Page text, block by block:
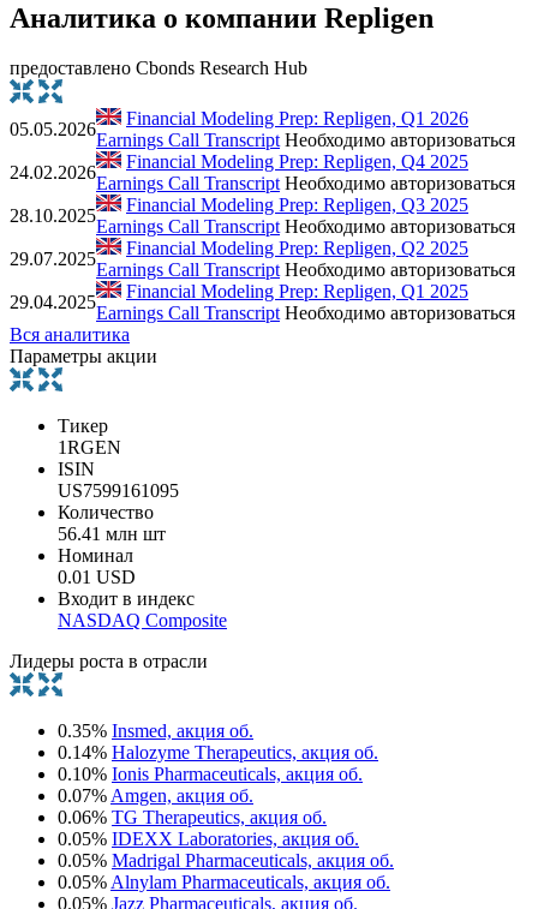
Аналитика о компании Repligen
предоставлено Cbonds Research Hub
05.05.2026
Financial Modeling Prep: Repligen, Q1 2026
Earnings Call Transcript Необходимо авторизоваться
24.02.2026
Financial Modeling Prep: Repligen, Q4 2025
Earnings Call Transcript Необходимо авторизоваться
28.10.2025
Financial Modeling Prep: Repligen, Q3 2025
Earnings Call Transcript Необходимо авторизоваться
29.07.2025
Financial Modeling Prep: Repligen, Q2 2025
Earnings Call Transcript Необходимо авторизоваться
29.04.2025
Financial Modeling Prep: Repligen, Q1 2025
Earnings Call Transcript Необходимо авторизоваться
Вся аналитика
Параметры акции
Тикер
1RGEN
ISIN
US7599161095
Количество
56.41 млн шт
Номинал
0.01 USD
Входит в индекс
NASDAQ Composite
Лидеры роста в отрасли
0.35% Insmed, акция об.
0.14% Halozyme Therapeutics, акция об.
0.10% Ionis Pharmaceuticals, акция об.
0.07%Amgen, акция об.
0.06% TG Therapeutics, акция об.
0.05% IDEXX Laboratories, акция об.
0.05% Madrigal Pharmaceuticals, акция об.
0.05%Alnylam Pharmaceuticals, акция об.
0.05% Jazz Pharmaceuticals, акция об.